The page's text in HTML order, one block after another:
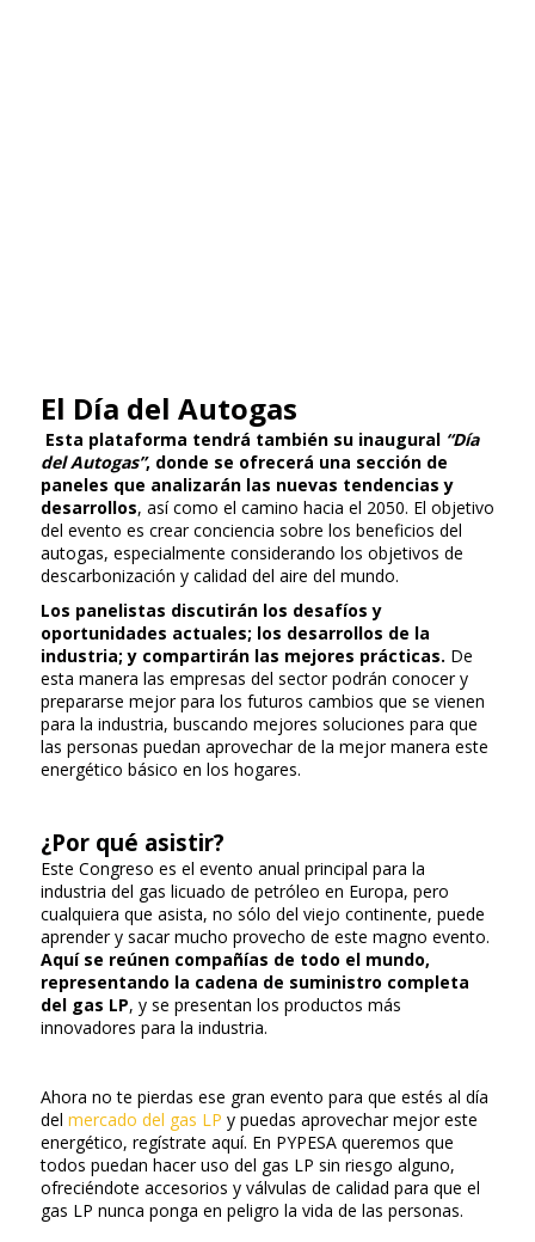
El Día del Autogas
Esta plataforma tendrá también su inaugural “Día
del Autogas”, donde se ofrecerá una sección de
paneles que analizarán las nuevas tendencias y
desarrollos, así como el camino hacia el 2050. El objetivo
del evento es crear conciencia sobre los beneficios del
autogas, especialmente considerando los objetivos de
descarbonización y calidad del aire del mundo.
Los panelistas discutirán los desafíos y
oportunidades actuales; los desarrollos de la
industria; y compartirán las mejores prácticas. De
esta manera las empresas del sector podrán conocer y
prepararse mejor para los futuros cambios que se vienen
para la industria, buscando mejores soluciones para que
las personas puedan aprovechar de la mejor manera este
energético básico en los hogares.
¿Por qué asistir?
Este Congreso es el evento anual principal para la
industria del gas licuado de petróleo en Europa, pero
cualquiera que asista, no sólo del viejo continente, puede
aprender y sacar mucho provecho de este magno evento.
Aquí se reúnen compañías de todo el mundo,
representando la cadena de suministro completa
del gas LP, y se presentan los productos más
innovadores para la industria.
Ahora no te pierdas ese gran evento para que estés al día
del mercado del gas LP y puedas aprovechar mejor este
energético, regístrate aquí. En PYPESA queremos que
todos puedan hacer uso del gas LP sin riesgo alguno,
ofreciéndote accesorios y válvulas de calidad para que el
gas LP nunca ponga en peligro la vida de las personas.